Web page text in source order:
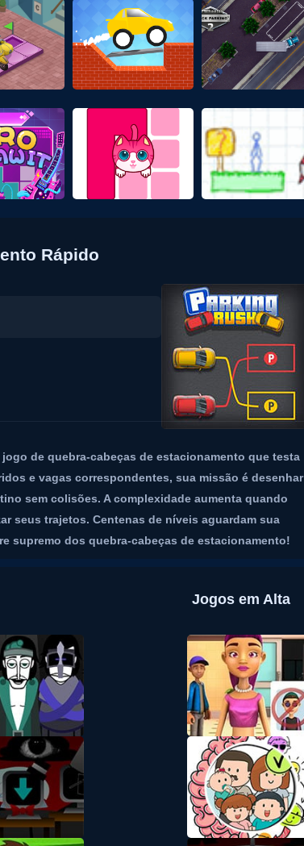
Rápido
de quebra-cabeças de estacionamento que testa
e vagas correspondentes, sua missão é desenhar
sem colisões. A complexidade aumenta quando
seus trajetos. Centenas de níveis aguardam sua
supremo dos quebra-cabeças de estacionamento!
Jogos em Alta